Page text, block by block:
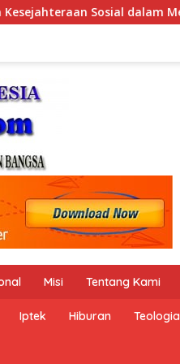
Indonesia Emas 2045”,
Misi Tentang Kami
Iptek Hiburan Teologia